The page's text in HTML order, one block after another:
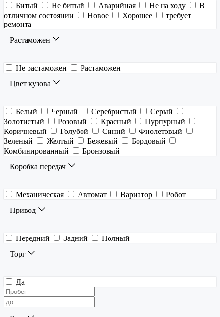
Битый Не битый Аварийная Не на ходу
В
отличном состоянии
Новое Хорошее
требует
ремонта
Растаможен
Не растаможен
Растаможен
Цвет кузова
Белый Черный Серебристый
Серый
Золотистый
Розовый Красный
Пурпурный
Коричневый
Голубой Синий
Фиолетовый
Зеленый
Желтый Бежевый
Бордовый
Комбинированный
Бронзовый
Коробка передач
Механическая Автомат Вариатор
Робот
Привод
Передний Задний
Полный
Торг
Да